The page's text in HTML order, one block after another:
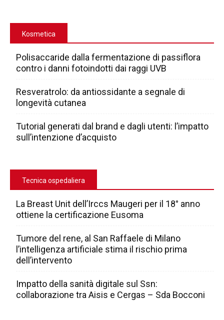
Kosmetica
Polisaccaride dalla fermentazione di passiflora
contro i danni fotoindotti dai raggi UVB
Resveratrolo: da antiossidante a segnale di
longevità cutanea
Tutorial generati dal brand e dagli utenti: l’impatto
sull’intenzione d’acquisto
Tecnica ospedaliera
La Breast Unit dell’Irccs Maugeri per il 18° anno
ottiene la certificazione Eusoma
Tumore del rene, al San Raffaele di Milano
l’intelligenza artificiale stima il rischio prima
dell’intervento
Impatto della sanità digitale sul Ssn:
collaborazione tra Aisis e Cergas – Sda Bocconi